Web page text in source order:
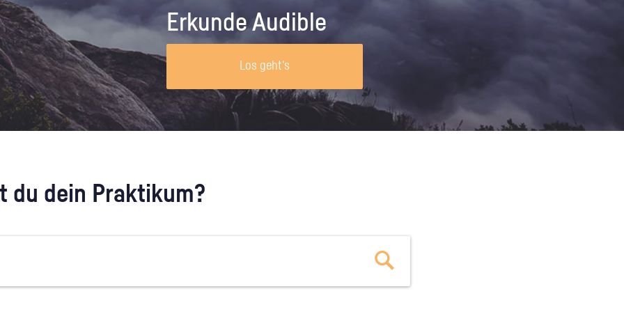
Unternehmen lohnt, wie man sich
vorbereitet und wie ein Vorab-Anruf
abläuft.
Erkunde Audible
Los geht's
du dein Praktikum?